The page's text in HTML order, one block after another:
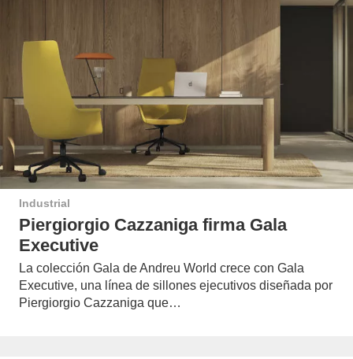
Industrial
Piergiorgio Cazzaniga firma Gala
Executive
La colección Gala de Andreu World crece con Gala
Executive, una línea de sillones ejecutivos diseñada por
Piergiorgio Cazzaniga que…